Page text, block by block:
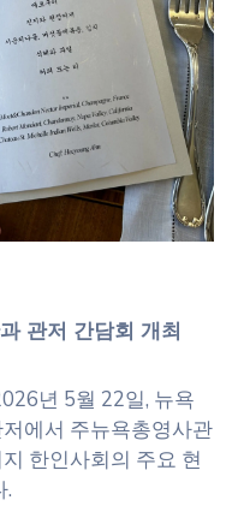
관저 간담회 개최
년 5월 22일, 뉴욕
에서 주뉴욕총영사관
한인사회의 주요 현
.